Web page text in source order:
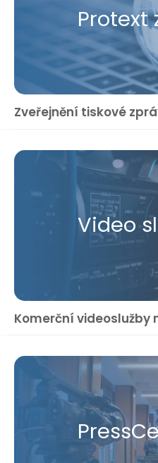
Protext
Zveřejnění tiskové
Video
Komerční videoslužby